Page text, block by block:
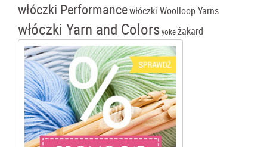
włóczki Performancewłóczki Woolloop Yarns
włóczki Yarn and Colorsyokeżakard